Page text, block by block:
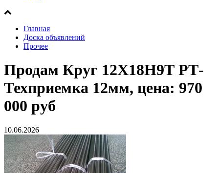
Главная
Доска объявлений
Прочее
Продам Круг 12Х18Н9Т РТ-
Техприемка 12мм, цена: 970
000 руб
10.06.2026